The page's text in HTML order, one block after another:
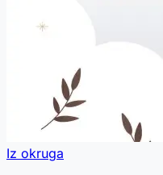
Iz okruga